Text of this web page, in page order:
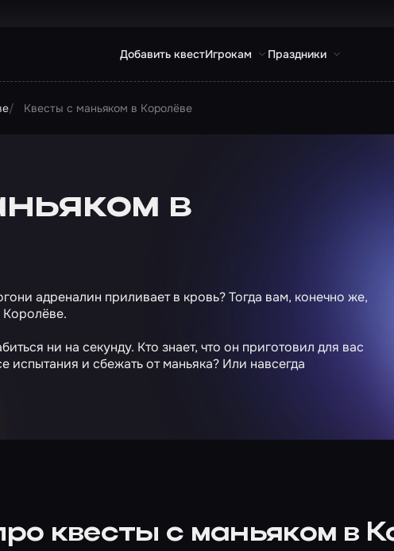
Добавить квестИгрокам Праздники
Квесты с маньяком в Королёве
в
адреналин приливает в кровь? Тогда вам, конечно же,
Королёве.
ни на секунду. Кто знает, что он приготовил для вас
испытания и сбежать от маньяка? Или навсегда
квесты с маньяком в